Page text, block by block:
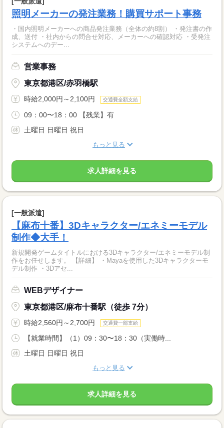
照明メーカーの発注業務！購買サポート事務
・国内照明メーカーへの商品発注業務（全体の約8割） ・発注書の作
成、送付 ・社内からの問合せ対応、メーカーへの確認対応 ・受発注
システムへのデー...
営業事務
東京都港区/赤羽橋駅
時給2,000円～2,100円 交通費全額支給
09：00〜18：00 【残業】有
土曜日 日曜日 祝日
もっと見る
求人詳細を見る
[一般派遣]
【麻布十番】3Dキャラクター/エネミーモデル
制作◆大手！
新規開発ゲームタイトルにおける3Dキャラクター/エネミーモデル制
作をお任せします。 【詳細】 ・Mayaを使用した3Dキャラクターモ
デル制作 ・3Dアセ...
WEBデザイナー
東京都港区/麻布十番駅（徒歩 7分）
時給2,560円～2,700円 交通費一部支給
【就業時間】（1）09：30〜18：30（実働時...
土曜日 日曜日 祝日
もっと見る
求人詳細を見る